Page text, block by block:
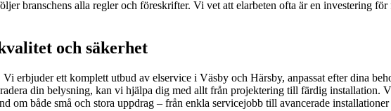
branschens alla regler och föreskrifter. Vi vet att elarbeten ofta är en investering
och säkerhet
erbjuder ett komplett utbud av elservice i Väsby och Härsby, anpassat efter dina
din belysning, kan vi hjälpa dig med allt från projektering till färdig installation.
om både små och stora uppdrag – från enkla servicejobb till avancerade